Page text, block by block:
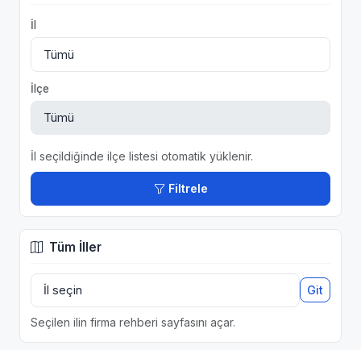
İl
İlçe
İl seçildiğinde ilçe listesi otomatik yüklenir.
Filtrele
Tüm İller
Git
Seçilen ilin firma rehberi sayfasını açar.